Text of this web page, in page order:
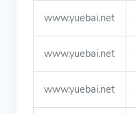
www.yuebai.net
www.yuebai.net
www.yuebai.net